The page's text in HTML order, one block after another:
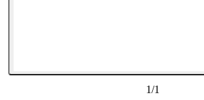
1/1